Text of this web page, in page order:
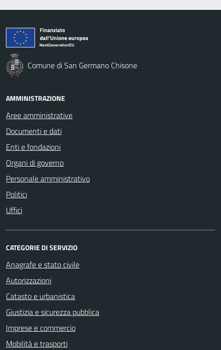
Comune di San Germano Chisone
AMMINISTRAZIONE
Aree amministrative
Documenti e dati
Enti e fondazioni
Organi di governo
Personale amministrativo
Politici
Uffici
CATEGORIE DI SERVIZIO
Anagrafe e stato civile
Autorizzazioni
Catasto e urbanistica
Giustizia e sicurezza pubblica
Imprese e commercio
Mobilità e trasporti